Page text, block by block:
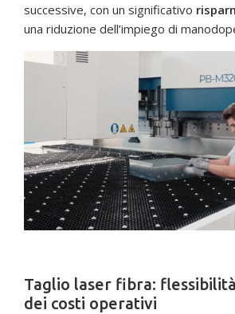
successive, con un significativo
una riduzione dell’impiego di
Taglio laser fibra:
dei costi operativi